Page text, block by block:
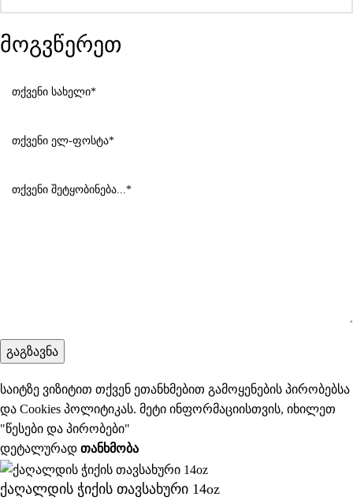
მოგვწერეთ
საიტზე ვიზიტით თქვენ ეთანხმებით გამოყენების პირობებსა
და Cookies პოლიტიკას. მეტი ინფორმაციისთვის, იხილეთ
"წესები და პირობები"
დეტალურად ᲗᲐᲜᲮᲛᲝᲑᲐ
ქაღალდის ჭიქის თავსახური 14oz